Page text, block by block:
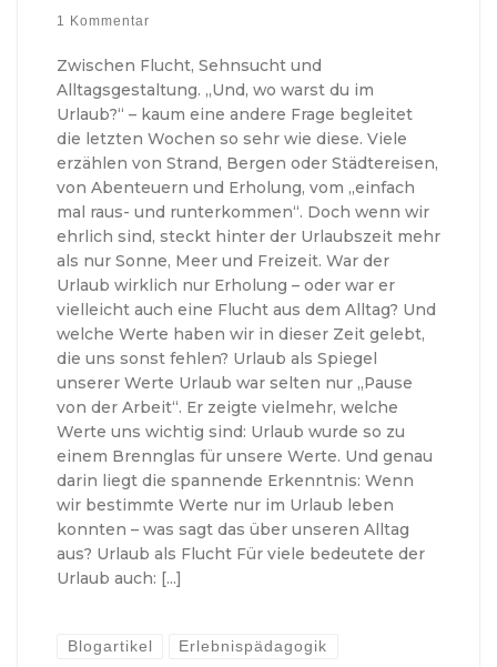
1 Kommentar
Zwischen Flucht, Sehnsucht und
Alltagsgestaltung. „Und, wo warst du im
Urlaub?“ – kaum eine andere Frage begleitet
die letzten Wochen so sehr wie diese. Viele
erzählen von Strand, Bergen oder Städtereisen,
von Abenteuern und Erholung, vom „einfach
mal raus- und runterkommen“. Doch wenn wir
ehrlich sind, steckt hinter der Urlaubszeit mehr
als nur Sonne, Meer und Freizeit. War der
Urlaub wirklich nur Erholung – oder war er
vielleicht auch eine Flucht aus dem Alltag? Und
welche Werte haben wir in dieser Zeit gelebt,
die uns sonst fehlen? Urlaub als Spiegel
unserer Werte Urlaub war selten nur „Pause
von der Arbeit“. Er zeigte vielmehr, welche
Werte uns wichtig sind: Urlaub wurde so zu
einem Brennglas für unsere Werte. Und genau
darin liegt die spannende Erkenntnis: Wenn
wir bestimmte Werte nur im Urlaub leben
konnten – was sagt das über unseren Alltag
aus? Urlaub als Flucht Für viele bedeutete der
Urlaub auch: […]
Blogartikel Erlebnispädagogik